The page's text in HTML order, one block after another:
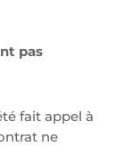
pas
fait appel à
ne